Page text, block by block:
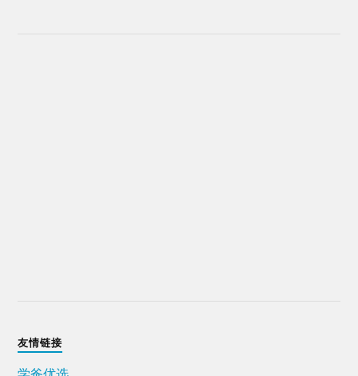
友情链接
学爸优选